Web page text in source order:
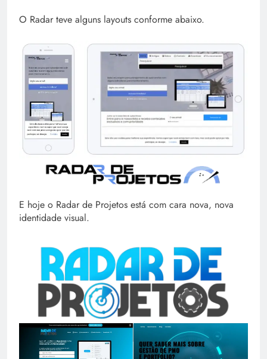
O Radar teve alguns layouts conforme abaixo.
E hoje o Radar de Projetos está com cara nova, nova
identidade visual.